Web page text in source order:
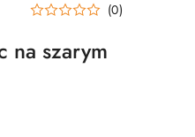
(0)
na szarym